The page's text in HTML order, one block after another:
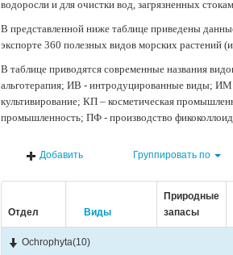
водоросли и для очистки вод, загрязненных
В представленной ниже таблице приведены
экспорте 360 полезных видов морских растений
В таблице приводятся современные названия
альготерапия; ИВ - интродуцированные виды;
культивирование; КП – косметическая
промышленность; ПФ - производство
Добавить Группировать по
Отдел Виды
Природные
запасы
Ochrophyta(10)